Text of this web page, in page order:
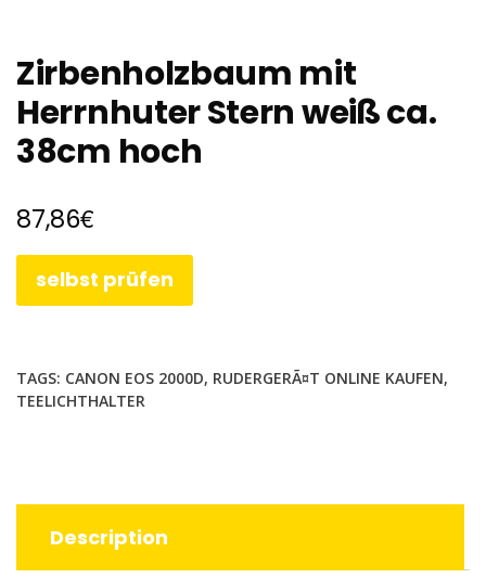
Zirbenholzbaum mit
Herrnhuter Stern weiß ca.
38cm hoch
87,86€
selbst prüfen
TAGS: CANON EOS 2000D, RUDERGERÃ¤T ONLINE KAUFEN,
TEELICHTHALTER
Description